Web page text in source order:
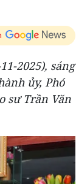
2025), sáng
ủy, Phó
sư Trần Văn